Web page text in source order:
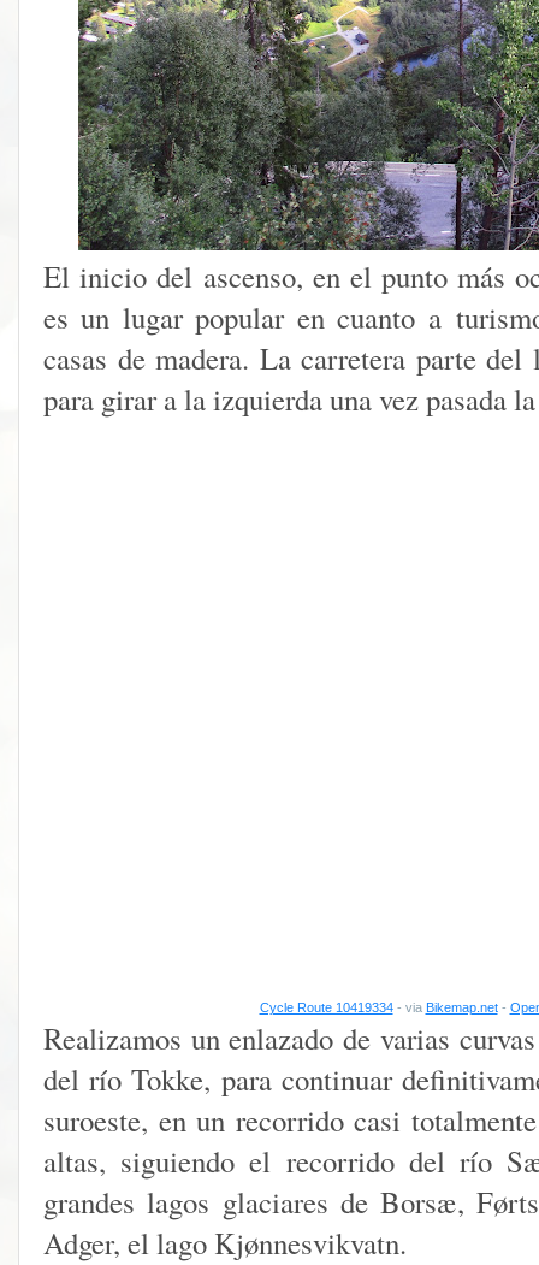
El inicio del ascenso, en el punto más
es un lugar popular en cuanto a
casas de madera. La carretera parte
para girar a la izquierda una vez pasada
Cycle Route 10419334- via Bikemap.net-
Realizamos un enlazado de varias
del río Tokke, para continuar
suroeste, en un recorrido casi
altas, siguiendo el recorrido del río
grandes lagos glaciares de Borsæ,
Adger, el lago Kjønnesvikvatn.